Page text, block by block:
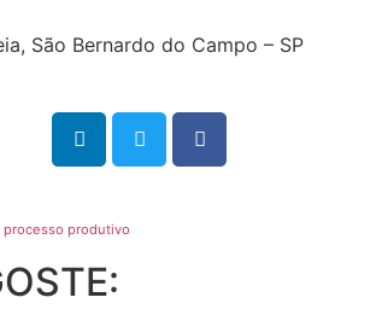
São Bernardo do Campo – SP
processo produtivo